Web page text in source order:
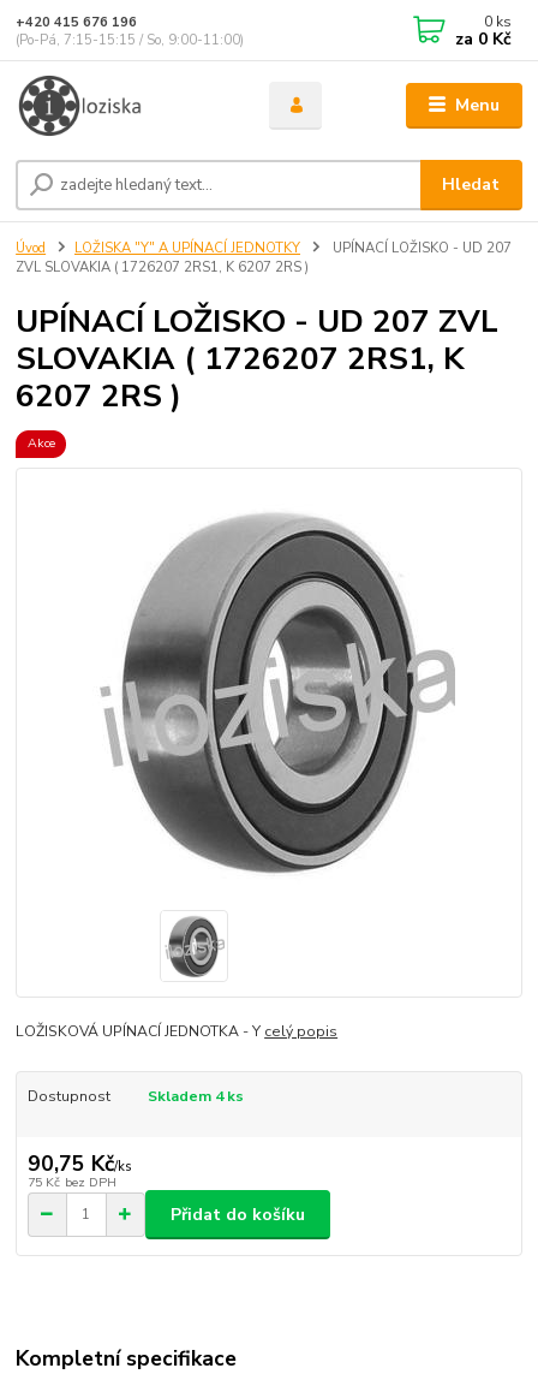
Menu
Hledat
+420 415 676 196
(Po-Pá, 7:15-15:15 / So, 9:00-11:00)
0 ks
za 0 Kč
Úvod LOŽISKA "Y" A UPÍNACÍ JEDNOTKY
UPÍNACÍ LOŽISKO - UD 207
ZVL SLOVAKIA ( 1726207 2RS1, K 6207 2RS )
UPÍNACÍ LOŽISKO - UD 207 ZVL
SLOVAKIA ( 1726207 2RS1, K
6207 2RS )
Akce
LOŽISKOVÁ UPÍNACÍ JEDNOTKA - Y celý popis
Dostupnost Skladem 4 ks
90,75 Kč/ks
75 Kč bez DPH
Přidat do košíku
Kompletní specifikace